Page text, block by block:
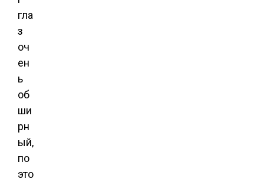
гла
з
оч
ен
ь
об
ши
рн
ый,
по
это